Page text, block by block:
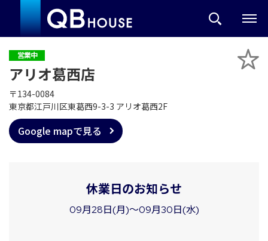
営業中
アリオ葛西店
〒134-0084
東京都江戸川区東葛西9-3-3 アリオ葛西2F
Google mapで見る
休業日のお知らせ
09月28日(月)～09月30日(水)